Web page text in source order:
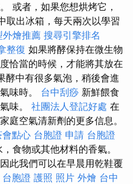
或者，如果您想烘烤它，
取出冰箱，每天兩次以學習
外燴推薦 搜尋引擎排名
整復 如果將酵保持在微生物
恰當的時候，才能將其放在
酵中有很多氣泡，稍後會進
味時。 台中刮痧 新鮮餵食
味。 社團法人登記好處 在
庭空氣清新劑的更多信息。
會點心 台胞證 申請 台胞證
食物或其他材料的香氣。
此我們可以在早晨用乾鞋覆
台胞證 護照 照片 外燴 台中